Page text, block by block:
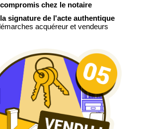
chez le notaire
signature de l'acte authentique
acquéreur et vendeurs